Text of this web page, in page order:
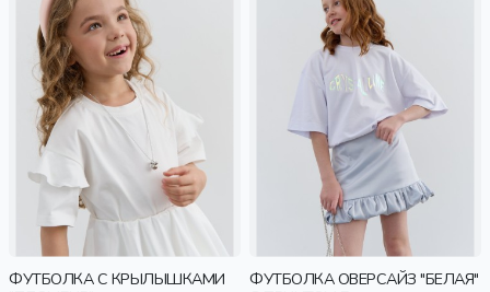
ФУТБОЛКА С КРЫЛЫШКАМИ
ФУТБОЛКА ОВЕРСАЙЗ "БЕЛАЯ"